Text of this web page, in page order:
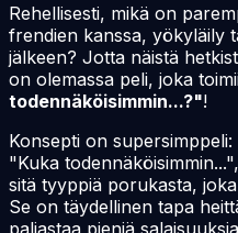
Rehellisesti, mikä on
frendien kanssa, yökyläily
jälkeen? Jotta näistä
on olemassa peli, joka
todennäköisimmin...?"!
Konsepti on
"Kuka
sitä tyyppiä porukasta,
Se on täydellinen tapa
paljastaa pieniä